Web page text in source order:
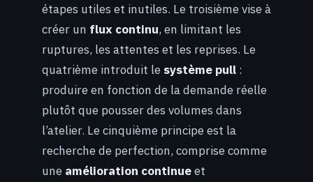
étapes utiles et inutiles. Le troisième vise à
créer un flux continu, en limitant les
ruptures, les attentes et les reprises. Le
quatrième introduit le système pull :
produire en fonction de la demande réelle
plutôt que pousser des volumes dans
l’atelier. Le cinquième principe est la
recherche de perfection, comprise comme
une amélioration continueet